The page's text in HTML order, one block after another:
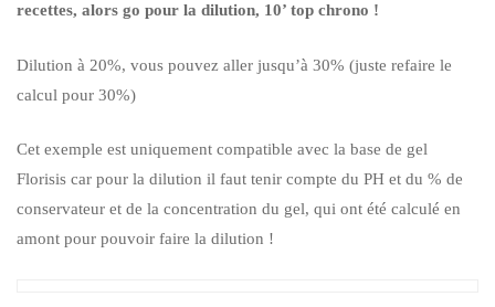
recettes, alors go pour la dilution, 10’ top chrono !
Dilution à 20%, vous pouvez aller jusqu’à 30% (juste refaire le
calcul pour 30%)
Cet exemple est uniquement compatible avec la base de gel
Florisis car pour la dilution il faut tenir compte du PH et du % de
conservateur et de la concentration du gel, qui ont été calculé en
amont pour pouvoir faire la dilution !